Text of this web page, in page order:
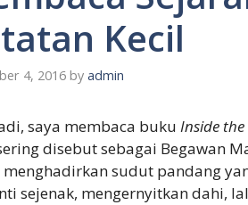
Kecil
4, 2016 by admin
saya membaca buku Inside
disebut sebagai Begawan
sudut pandang
sejenak, mengernyitkan dahi,